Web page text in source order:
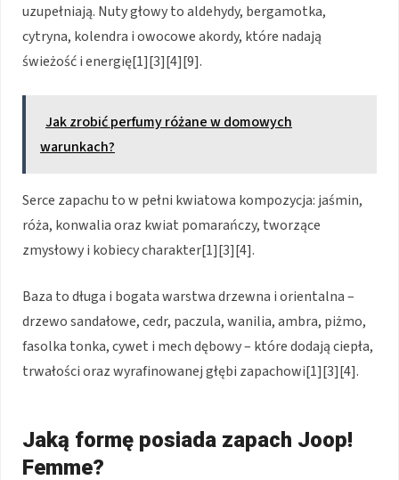
uzupełniają. Nuty głowy to aldehydy, bergamotka,
cytryna, kolendra i owocowe akordy, które nadają
świeżość i energię[1][3][4][9].
Jak zrobić perfumy różane w domowych
warunkach?
Serce zapachu to w pełni kwiatowa kompozycja: jaśmin,
róża, konwalia oraz kwiat pomarańczy, tworzące
zmysłowy i kobiecy charakter[1][3][4].
Baza to długa i bogata warstwa drzewna i orientalna –
drzewo sandałowe, cedr, paczula, wanilia, ambra, piżmo,
fasolka tonka, cywet i mech dębowy – które dodają ciepła,
trwałości oraz wyrafinowanej głębi zapachowi[1][3][4].
Jaką formę posiada zapach Joop!
Femme?